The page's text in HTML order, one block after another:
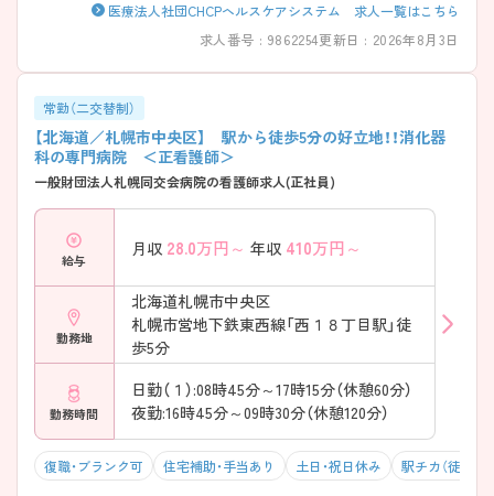
医療法人社団CHCPヘルスケアシステム 求人一覧はこちら
求人番号 : 9862254更新日 : 2026年8月3日
常勤（二交替制）
【北海道／札幌市中央区】 駅から徒歩5分の好立地！！消化器
科の専門病院 ＜正看護師＞
一般財団法人札幌同交会病院の看護師求人(正社員)
給与
月収 28.0万円～ 年収 410万円～
勤務地
北海道札幌市中央区
札幌市営地下鉄東西線「西１８丁目駅」徒
歩5分
勤務時間
日勤（１）:08時45分～17時15分（休憩60分）
夜勤:16時45分～09時30分（休憩120分）
復職・ブランク可 住宅補助・手当あり 土日・祝日休み 駅チカ（徒歩10